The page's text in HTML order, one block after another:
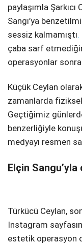
paylaşımla Şarkıcı
Sangı’ya
sessiz kalmamıştı.
çaba sarf
operasyonlar
Küçük Ceylan
zamanlarda
Geçtiğimiz
benzerliğiyle
medyayı resmen
Elçin
Türkücü Ceylan,
Instagram
estetik operasyon